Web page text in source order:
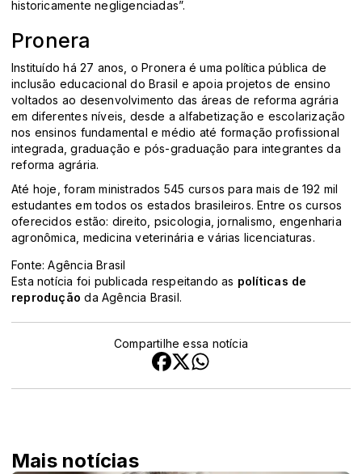
historicamente negligenciadas”.
Pronera
Instituído há 27 anos, o Pronera é uma política pública de
inclusão educacional do Brasil e apoia projetos de ensino
voltados ao desenvolvimento das áreas de reforma agrária
em diferentes níveis, desde a alfabetização e escolarização
nos ensinos fundamental e médio até formação profissional
integrada, graduação e pós-graduação para integrantes da
reforma agrária.
Até hoje, foram ministrados 545 cursos para mais de 192 mil
estudantes em todos os estados brasileiros. Entre os cursos
oferecidos estão: direito, psicologia, jornalismo, engenharia
agronômica, medicina veterinária e várias licenciaturas.
Fonte: Agência Brasil
Esta notícia foi publicada respeitando as políticas de
reprodução da Agência Brasil.
Compartilhe essa notícia
Mais notícias